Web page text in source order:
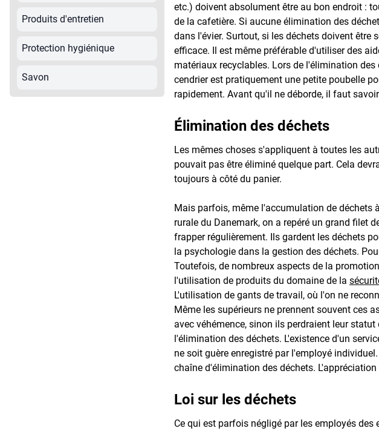
Produits d'entretien
Protection hygiénique
Savon
etc.) doivent absolument être au bon endroit :
de la cafetière. Si aucune élimination des
dans l'évier. Surtout, si les déchets doivent
efficace. Il est même préférable d'utiliser des
matériaux recyclables. Lors de l'élimination
cendrier est pratiquement une petite poubelle
rapidement. Avant qu'il ne déborde, il faut
Élimination des déchets
Les mêmes choses s'appliquent à toutes les
pouvait pas être éliminé quelque part. Cela
toujours à côté du panier.
Mais parfois, même l'accumulation de déchets
rurale du Danemark, on a repéré un grand filet
frapper régulièrement. Ils gardent les déchets
la psychologie dans la gestion des déchets.
Toutefois, de nombreux aspects de la
l'utilisation de produits du domaine de la
L'utilisation de gants de travail, où l'on ne
Même les supérieurs ne prennent souvent ces
avec véhémence, sinon ils perdraient leur
l'élimination des déchets. L'existence d'un
ne soit guère enregistré par l'employé
chaîne d'élimination des déchets.
Loi sur les déchets
Ce qui est parfois négligé par les employés